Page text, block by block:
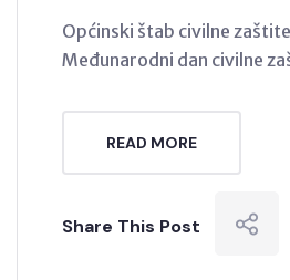
Općinski štab civilne
Međunarodni dan civilne
READ MORE
Share This Post